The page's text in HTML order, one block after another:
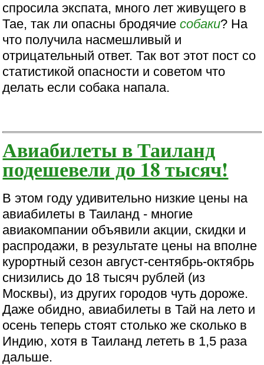
спросила экспата, много лет живущего в
Тае, так ли опасны бродячиесобаки? На
что получила насмешливый и
отрицательный ответ. Так вот этот пост со
статистикой опасности и советом что
делать если собака напала.
Авиабилеты в Таиланд
подешевели до 18 тысяч!
В этом году удивительно низкие цены на
авиабилеты в Таиланд - многие
авиакомпании объявили акции, скидки и
распродажи, в результате цены на вполне
курортный сезон август-сентябрь-октябрь
снизились до 18 тысяч рублей (из
Москвы), из других городов чуть дороже.
Даже обидно, авиабилеты в Тай на лето и
осень теперь стоят столько же сколько в
Индию, хотя в Таиланд лететь в 1,5 раза
дальше.